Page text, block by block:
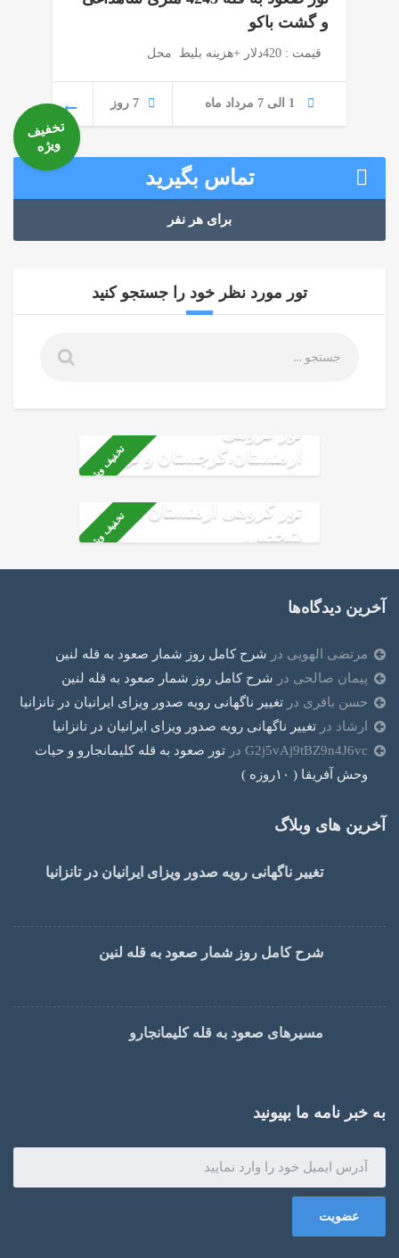
و گشت باکو
قیمت : 420دلار +هزینه بلیط محل
7 روز
تماس بگیرید
برای هر نفر
تخفیف
ویژه
تور مورد نظر خود را جستجو کنید
تخفیف ویژه
تور گروهی
ارمنستان،گرجستان و ترکیه با
ماشین شخصی
تخفیف ویژه
تور گروهی ارمنستان ماشین
شخصی
آخرین دیدگاه‌ها
مرتضی الهویی در شرح کامل روز شمار صعود به قله لنین
پیمان صالحی در شرح کامل روز شمار صعود به قله لنین
حسن باقری در تغییر ناگهانی رویه صدور ویزای ایرانیان در تانزانیا
ارشاد در تغییر ناگهانی رویه صدور ویزای ایرانیان در تانزانیا
G2j5vAj9tBZ9n4J6vc در تور صعود به قله کلیمانجارو و حیات
وحش آفریقا ( ۱۰روزه )
آخرین های وبلاگ
تغییر ناگهانی رویه صدور ویزای ایرانیان در تانزانیا
شرح کامل روز شمار صعود به قله لنین
مسیرهای صعود به قله کلیمانجارو
به خبر نامه ما بپیونید
عضویت